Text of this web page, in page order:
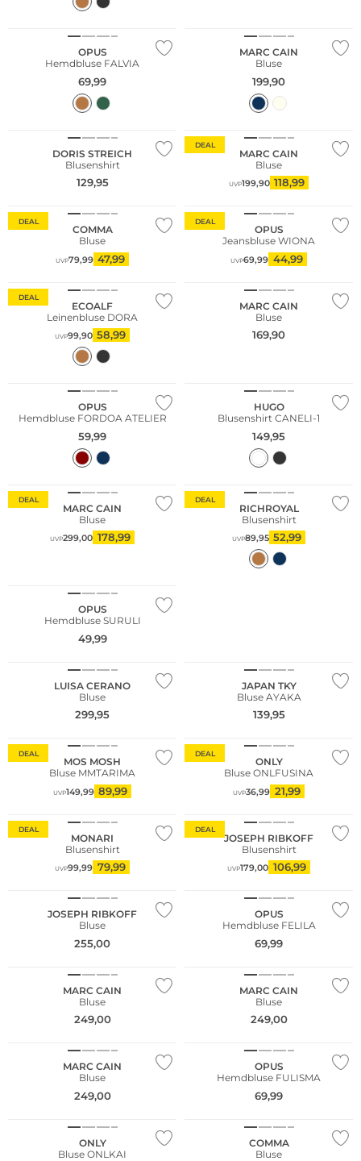
OPUS
Hemdbluse FALVIA
69,99
MARC CAIN
Bluse
199,90
DORIS STREICH
Blusenshirt
129,95
DEAL
MARC CAIN
Bluse
UVP199,90 118,99
DEAL
Große Größen
COMMA
Bluse
UVP79,99 47,99
DEAL
OPUS
Jeansbluse WIONA
UVP69,99 44,99
DEAL
ECOALF
Leinenbluse DORA
UVP99,90 58,99
MARC CAIN
Bluse
169,90
OPUS
Hemdbluse FORDOA ATELIER
59,99
HUGO
Blusenshirt CANELI-1
149,95
DEAL
MARC CAIN
Bluse
UVP299,00 178,99
DEAL
RICHROYAL
Blusenshirt
UVP89,95 52,99
OPUS
Hemdbluse SURULI
49,99
LUISA CERANO
Bluse
299,95
JAPAN TKY
Bluse AYAKA
139,95
DEAL
MOS MOSH
Bluse MMTARIMA
UVP149,99 89,99
DEAL
ONLY
Bluse ONLFUSINA
UVP36,99 21,99
DEAL
MONARI
Blusenshirt
UVP99,99 79,99
DEAL
Große Größen
JOSEPH RIBKOFF
Blusenshirt
UVP179,00 106,99
JOSEPH RIBKOFF
Bluse
255,00
OPUS
Hemdbluse FELILA
69,99
MARC CAIN
Bluse
249,00
MARC CAIN
Bluse
249,00
MARC CAIN
Bluse
249,00
OPUS
Hemdbluse FULISMA
69,99
ONLY
Bluse ONLKAI
Große Größen
COMMA
Bluse